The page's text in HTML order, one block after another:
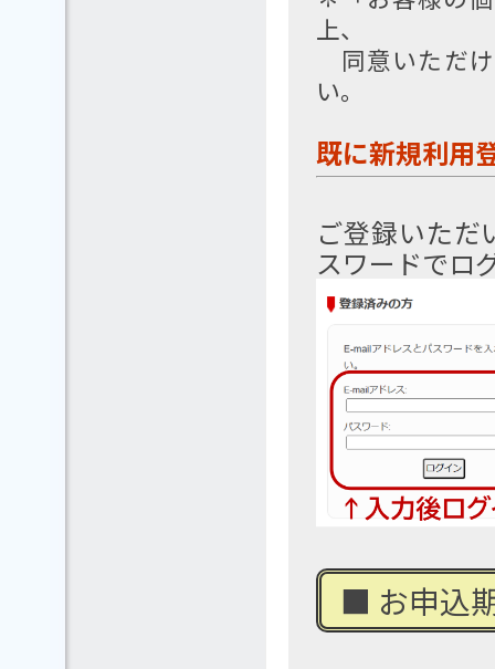
上、
同意いただ
い。
既に新規利用
ご登録いただ
スワードでロ
■ お申込